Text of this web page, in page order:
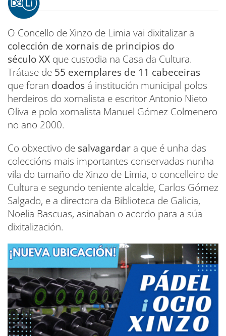
O Concello de Xinzo de Limia vai dixitalizar a
colección de xornais de principios do
século XX que custodia na Casa da Cultura.
Trátase de 55 exemplares de 11 cabeceiras
que foran doados á institución municipal polos
herdeiros do xornalista e escritor Antonio Nieto
Oliva e polo xornalista Manuel Gómez Colmenero
no ano 2000.
Co obxectivo de salvagardar a que é unha das
coleccións mais importantes conservadas nunha
vila do tamaño de Xinzo de Limia, o concelleiro de
Cultura e segundo teniente alcalde, Carlos Gómez
Salgado, e a directora da Biblioteca de Galicia,
Noelia Bascuas, asinaban o acordo para a súa
dixitalización.